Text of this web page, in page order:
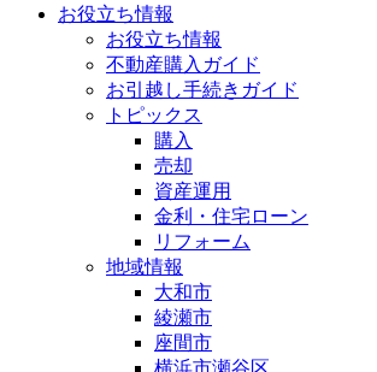
お役立ち情報
お役立ち情報
不動産購入ガイド
お引越し手続きガイド
トピックス
購入
売却
資産運用
金利・住宅ローン
リフォーム
地域情報
大和市
綾瀬市
座間市
横浜市瀬谷区